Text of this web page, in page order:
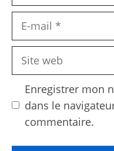
Site
Enregistrer mon
dans le
commentaire.